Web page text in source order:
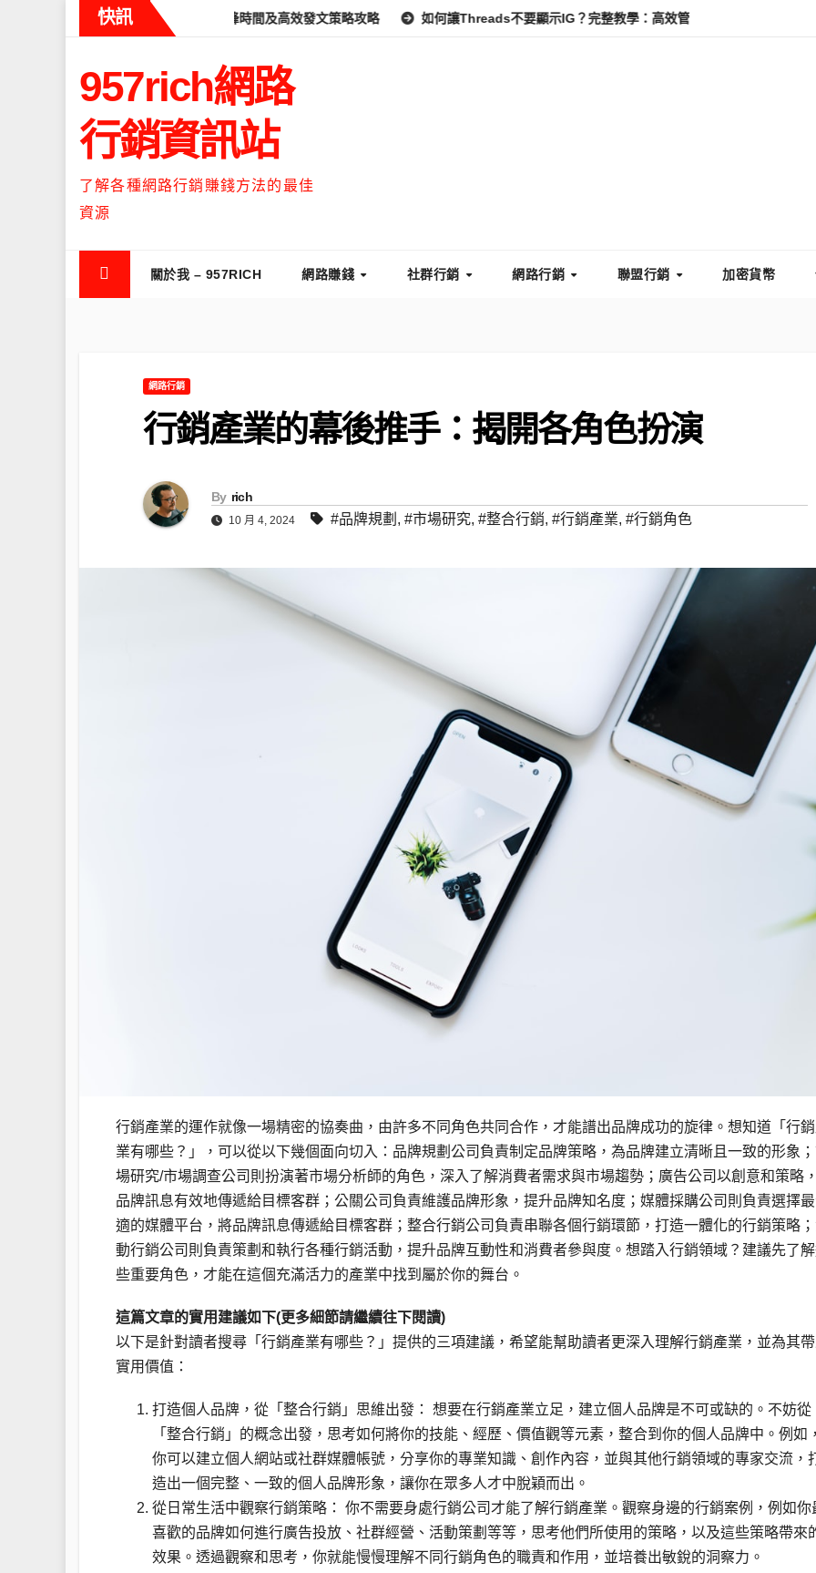
快訊
麼時候流量最高？流量高峰時間及高效發文策略攻略 如何讓Threads不要顯示IG？完整教學：高效管理你的線上隱私與數據安全
957rich網路
行銷資訊站
了解各種網路行銷賺錢方法的最佳
資源
關於我 – 957RICH 網路賺錢 社群行銷 網路行銷 聯盟行銷 加密貨幣
網路行銷
行銷產業的幕後推手：揭開各角色扮演
By rich
10 月 4, 2024 #品牌規劃 , #市場研究, #整合行銷, #行銷產業, #行銷角色
行銷產業的運作就像一場精密的協奏曲，由許多不同角色共同合作，才能譜出品牌成功的旋律。想知道「行
業有哪些？」，可以從以下幾個面向切入：品牌規劃公司負責制定品牌策略，為品牌建立清晰且一致的形象
場研究/市場調查公司則扮演著市場分析師的角色，深入了解消費者需求與市場趨勢；廣告公司以創意和策略
品牌訊息有效地傳遞給目標客群；公關公司負責維護品牌形象，提升品牌知名度；媒體採購公司則負責選擇
適的媒體平台，將品牌訊息傳遞給目標客群；整合行銷公司負責串聯各個行銷環節，打造一體化的行銷策略
動行銷公司則負責策劃和執行各種行銷活動，提升品牌互動性和消費者參與度。想踏入行銷領域？建議先了
些重要角色，才能在這個充滿活力的產業中找到屬於你的舞台。
這篇文章的實用建議如下(更多細節請繼續往下閱讀)
以下是針對讀者搜尋「行銷產業有哪些？」提供的三項建議，希望能幫助讀者更深入理解行銷產業，並為其
實用價值：
打造個人品牌，從「整合行銷」思維出發： 想要在行銷產業立足，建立個人品牌是不可或缺的。不妨從
「整合行銷」的概念出發，思考如何將你的技能、經歷、價值觀等元素，整合到你的個人品牌中。例如，
你可以建立個人網站或社群媒體帳號，分享你的專業知識、創作內容，並與其他行銷領域的專家交流，
造出一個完整、一致的個人品牌形象，讓你在眾多人才中脫穎而出。
從日常生活中觀察行銷策略： 你不需要身處行銷公司才能了解行銷產業。觀察身邊的行銷案例，例如你
喜歡的品牌如何進行廣告投放、社群經營、活動策劃等等，思考他們所使用的策略，以及這些策略帶來
效果。透過觀察和思考，你就能慢慢理解不同行銷角色的職責和作用，並培養出敏銳的洞察力。